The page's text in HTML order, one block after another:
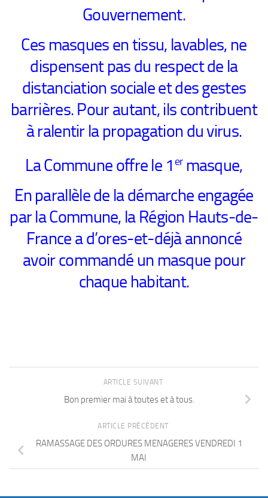
Gouvernement.
Ces masques en tissu, lavables, ne
dispensent pas du respect de la
distanciation sociale et des gestes
barrières. Pour autant, ils contribuent
à ralentir la propagation du virus.
La Commune offre le 1 ermasque,
En parallèle de la démarche engagée
par la Commune, la Région Hauts-de-
France a d’ores-et-déjà annoncé
avoir commandé un masque pour
chaque habitant.
ARTICLE SUIVANT
Bon premier mai à toutes et à tous.
ARTICLE PRÉCÉDENT
RAMASSAGE DES ORDURES MENAGERES VENDREDI 1
MAI